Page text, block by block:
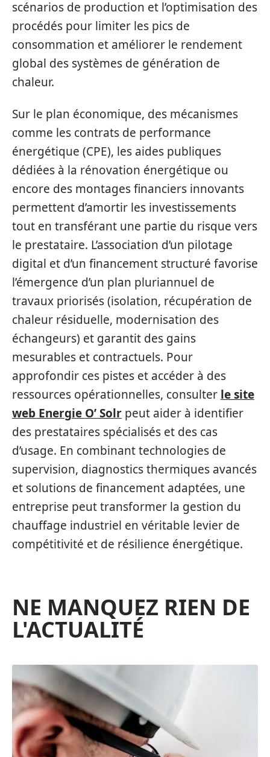
scénarios de production et l’optimisation des
procédés pour limiter les pics de
consommation et améliorer le rendement
global des systèmes de génération de
chaleur.
Sur le plan économique, des mécanismes
comme les contrats de performance
énergétique (CPE), les aides publiques
dédiées à la rénovation énergétique ou
encore des montages financiers innovants
permettent d’amortir les investissements
tout en transférant une partie du risque vers
le prestataire. L’association d’un pilotage
digital et d’un financement structuré favorise
l’émergence d’un plan pluriannuel de
travaux priorisés (isolation, récupération de
chaleur résiduelle, modernisation des
échangeurs) et garantit des gains
mesurables et contractuels. Pour
approfondir ces pistes et accéder à des
ressources opérationnelles, consulter le site
web Energie O’ Solr peut aider à identifier
des prestataires spécialisés et des cas
d’usage. En combinant technologies de
supervision, diagnostics thermiques avancés
et solutions de financement adaptées, une
entreprise peut transformer la gestion du
chauffage industriel en véritable levier de
compétitivité et de résilience énergétique.
NE MANQUEZ RIEN DE
L'ACTUALITÉ